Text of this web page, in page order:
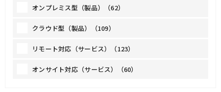
オンプレミス型（製品）（62）
クラウド型（製品）（109）
リモート対応（サービス）（123）
オンサイト対応（サービス）（60）